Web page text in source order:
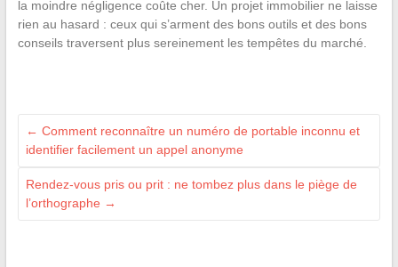
la moindre négligence coûte cher. Un projet immobilier ne laisse
rien au hasard : ceux qui s’arment des bons outils et des bons
conseils traversent plus sereinement les tempêtes du marché.
← Comment reconnaître un numéro de portable inconnu et
identifier facilement un appel anonyme
Rendez-vous pris ou prit : ne tombez plus dans le piège de
l’orthographe →